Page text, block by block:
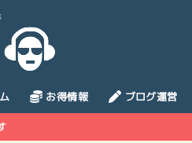
お得情報 ブログ運営